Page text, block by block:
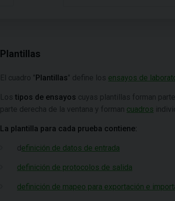
Plantillas
El cuadro "Plantillas" define los ensayos de
Los tipos de ensayos cuyas plantillas forman
parte derecha de la ventana y forman cuadros
La plantilla para cada prueba contiene:
definición de datos de entrada
definición de protocolos de salida
definición de mapeo para exportación e